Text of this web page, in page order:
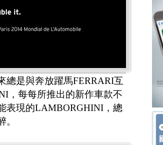
總是與奔放躍馬FERRARI互
，每每所推出的新作車款不
表現的LAMBORGHINI，總